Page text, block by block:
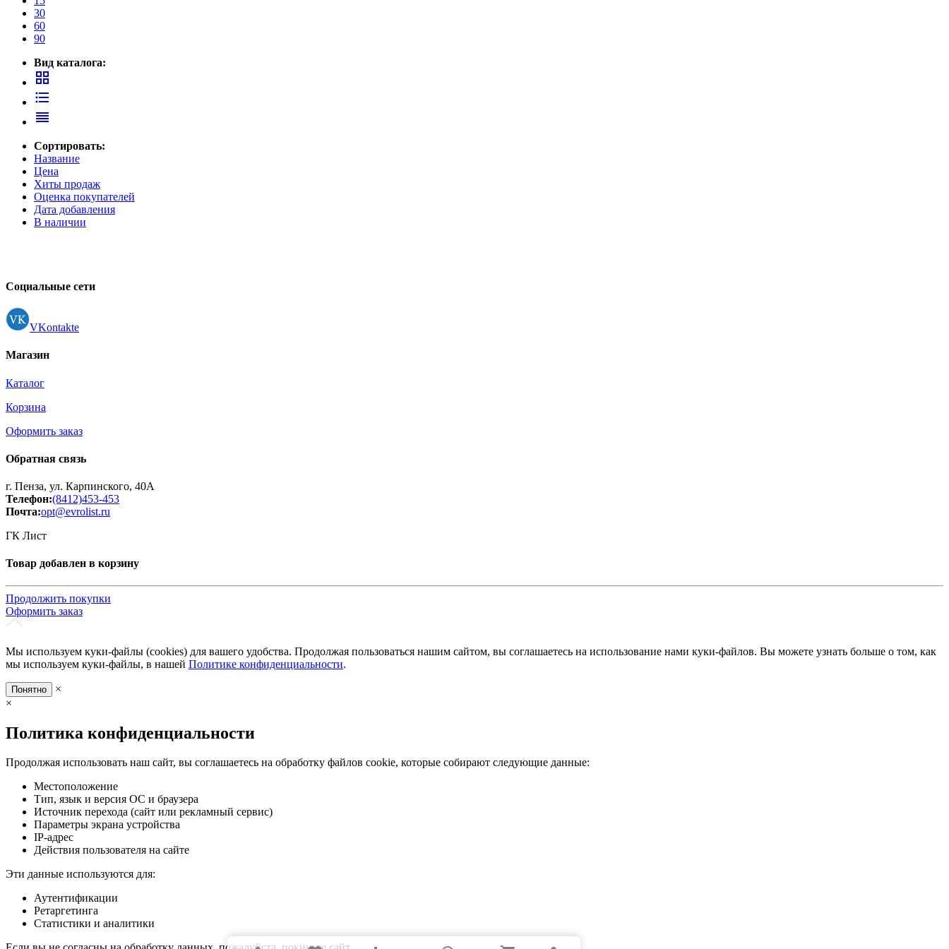
30
60
90
Вид каталога:
grid_view
format_list_bulleted
reorder
Сортировать:
Название
Цена
Хиты продаж
Оценка покупателей
Дата добавления
В наличии
Социальные сети
VKontakte
Магазин
Каталог
Корзина
Оформить заказ
Обратная связь
г. Пенза, ул. Карпинского, 40А
Телефон:(8412)453-453
Почта:opt@evrolist.ru
ГК Лист
Товар добавлен в корзину
Продолжить покупки
Оформить заказ
Мы используем куки-файлы (cookies) для вашего удобства. Продолжая пользоваться нашим сайтом, вы соглашаетесь на использование нами куки-файлов. Вы можете узнать больше о том, как
мы используем куки-файлы, в нашей Политике конфиденциальности.
Понятно
×
×
Политика конфиденциальности
Продолжая использовать наш сайт, вы соглашаетесь на обработку файлов cookie, которые собирают следующие данные:
Местоположение
Тип, язык и версия ОС и браузера
Источник перехода (сайт или рекламный сервис)
Параметры экрана устройства
IP-адрес
Действия пользователя на сайте
Эти данные используются для:
Аутентификации
Ретаргетинга
Статистики и аналитики